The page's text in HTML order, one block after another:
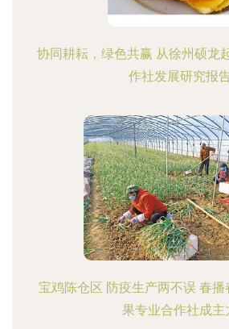
协同耕耘，绿色共赢 从徐州硕龙
作社发展研究报
宝鸡陈仓区 防疫生产两不误 春
果专业合作社成主